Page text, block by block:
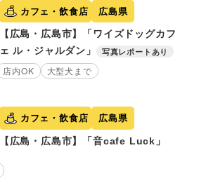
カフェ・飲食店 広島県
【広島・広島市】「ワイズドッグカフ
ェ ル・ジャルダン」
写真レポートあり
店内OK 大型犬まで
カフェ・飲食店 広島県
【広島・広島市】「音cafe Luck」